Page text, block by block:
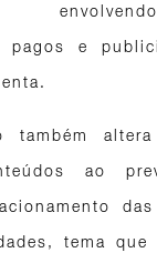
pagos e
também
ao
tema que